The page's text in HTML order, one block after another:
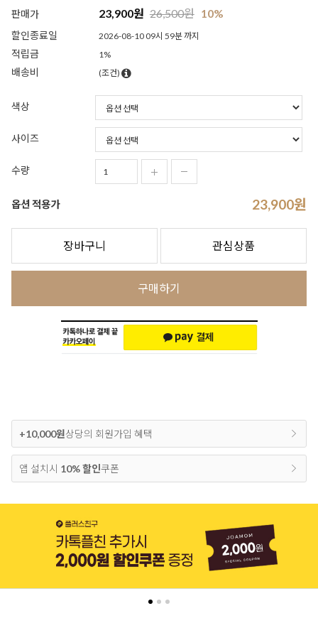
판매가 23,900원 26,500원 10%
할인종료일 2026-08-10 09시 59분 까지
적립금 1%
배송비 (조건)
색상
사이즈
수량
옵션 적용가 23,900원
장바구니 관심상품
구매하기
+10,000원상당의 회원가입 혜택
앱 설치시 10% 할인쿠폰